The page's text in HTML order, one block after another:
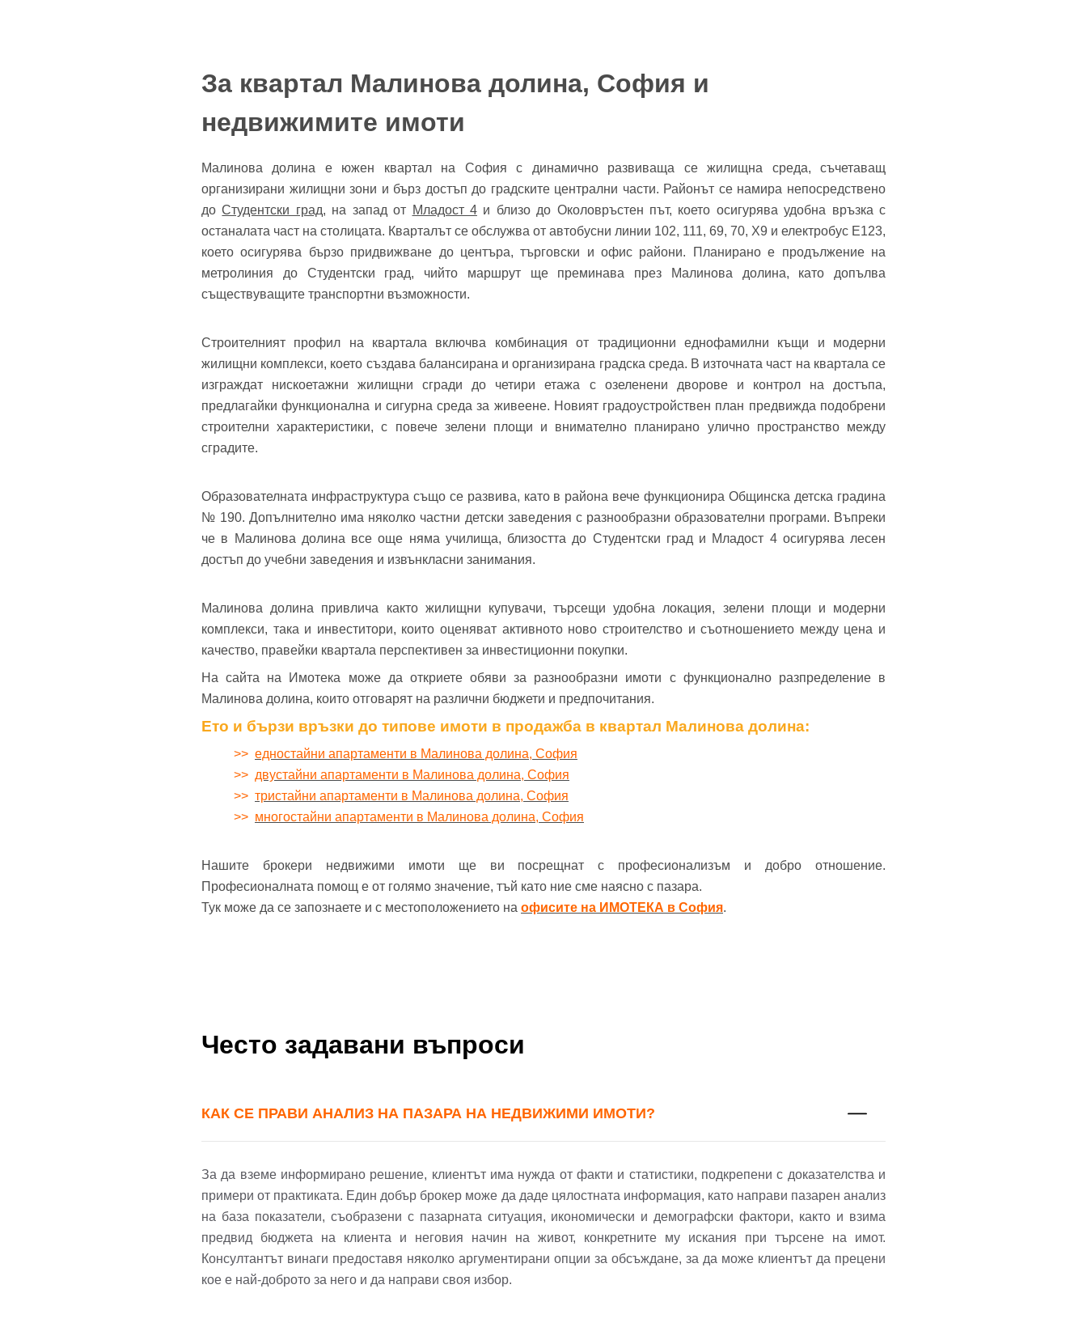
Вход Регистрация
Парола
Вход
Вход като гост
За квартал Малинова долина, София и
недвижимите имоти
Малинова долина е южен квартал на София с динамично развиваща се жилищна среда, съчетаващ
организирани жилищни зони и бърз достъп до градските централни части. Районът се намира непосредствено
доСтудентски град, на запад от Младост 4и близо до Околовръстен път, което осигурява удобна връзка с
останалата част на столицата. Кварталът се обслужва от автобусни линии 102, 111, 69, 70, Х9 и електробус E123,
което осигурява бързо придвижване до центъра, търговски и офис райони. Планирано е продължение на
метролиния до Студентски град, чийто маршрут ще преминава през Малинова долина, като допълва
съществуващите транспортни възможности.
Строителният профил на квартала включва комбинация от традиционни еднофамилни къщи и модерни
жилищни комплекси, което създава балансирана и организирана градска среда. В източната част на квартала се
изграждат нискоетажни жилищни сгради до четири етажа с озеленени дворове и контрол на достъпа,
предлагайки функционална и сигурна среда за живеене. Новият градоустройствен план предвижда подобрени
строителни характеристики, с повече зелени площи и внимателно планирано улично пространство между
сградите.
Образователната инфраструктура също се развива, като в района вече функционира Общинска детска градина
№ 190. Допълнително има няколко частни детски заведения с разнообразни образователни програми. Въпреки
че в Малинова долина все още няма училища, близостта до Студентски град и Младост 4 осигурява лесен
достъп до учебни заведения и извънкласни занимания.
Малинова долина привлича както жилищни купувачи, търсещи удобна локация, зелени площи и модерни
комплекси, така и инвеститори, които оценяват активното ново строителство и съотношението между цена и
качество, правейки квартала перспективен за инвестиционни покупки.
На сайта на Имотека може да откриете обяви за разнообразни имоти с функционално разпределение в
Малинова долина, които отговарят на различни бюджети и предпочитания.
Ето и бързи връзки до типове имоти в продажба в квартал Малинова долина:
>> едностайни апартаменти в Малинова долина, София
>> двустайни апартаменти в Малинова долина, София
>> тристайни апартаменти в Малинова долина, София
>> многостайни апартаменти в Малинова долина, София
Нашите брокери недвижими имоти ще ви посрещнат с професионализъм и добро отношение.
Професионалната помощ е от голямо значение, тъй като ние сме наясно с пазара.
Тук може да се запознаете и с местоположението на офисите на ИМОТЕКА в София.
Често задавани въпроси
КАК СЕ ПРАВИ АНАЛИЗ НА ПАЗАРА НА НЕДВИЖИМИ ИМОТИ?
За да вземе информирано решение, клиентът има нужда от факти и статистики, подкрепени с доказателства и
примери от практиката. Един добър брокер може да даде цялостната информация, като направи пазарен анализ
на база показатели, съобразени с пазарната ситуация, икономически и демографски фактори, както и взима
предвид бюджета на клиента и неговия начин на живот, конкретните му искания при търсене на имот.
Консултантът винаги предоставя няколко аргументирани опции за обсъждане, за да може клиентът да прецени
кое е най-доброто за него и да направи своя избор.
Имейл адрес*
Телефон*
Заяви оглед
Вашето запитване стигна до нас. Ще
се обадим възможно най-бързо.